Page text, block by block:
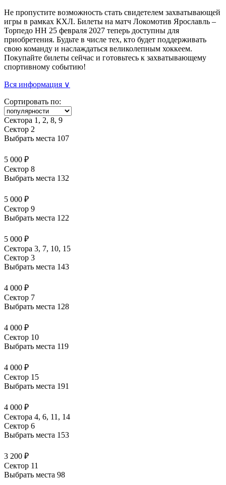
Не пропустите возможность стать свидетелем захватывающей
игры в рамках КХЛ. Билеты на матч Локомотив Ярославль –
Торпедо НН 25 февраля 2027 теперь доступны для
приобретения. Будьте в числе тех, кто будет поддерживать
свою команду и наслаждаться великолепным хоккеем.
Покупайте билеты сейчас и готовьтесь к захватывающему
спортивному событию!
Вся информация ∨
Сортировать по:
Сектора 1, 2, 8, 9
Сектор 2
Выбрать места 107
5 000 ₽
Сектор 8
Выбрать места 132
5 000 ₽
Сектор 9
Выбрать места 122
5 000 ₽
Сектора 3, 7, 10, 15
Сектор 3
Выбрать места 143
4 000 ₽
Сектор 7
Выбрать места 128
4 000 ₽
Сектор 10
Выбрать места 119
4 000 ₽
Сектор 15
Выбрать места 191
4 000 ₽
Сектора 4, 6, 11, 14
Сектор 6
Выбрать места 153
3 200 ₽
Сектор 11
Выбрать места 98